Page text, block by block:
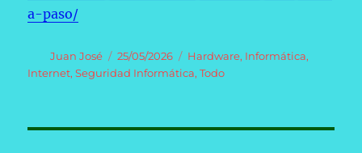
a-paso/
Autor
Juan José
Publicado
el
25/05/2026 Categorías
Hardware, Informática,
Internet,Seguridad Informática,Todo